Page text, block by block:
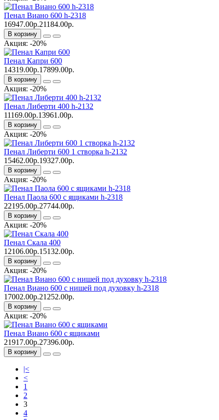
Пенал Виано 600 h-2318
16947.00р.21184.00р.
В корзину
Акция: -20%
Пенал Капри 600
14319.00р.17899.00р.
В корзину
Акция: -20%
Пенал Либерти 400 h-2132
11169.00р.13961.00р.
В корзину
Акция: -20%
Пенал Либерти 600 1 створка h-2132
15462.00р.19327.00р.
В корзину
Акция: -20%
Пенал Паола 600 с ящиками h-2318
22195.00р.27744.00р.
В корзину
Акция: -20%
Пенал Скала 400
12106.00р.15132.00р.
В корзину
Акция: -20%
Пенал Виано 600 с нишей под духовку h-2318
17002.00р.21252.00р.
В корзину
Акция: -20%
Пенал Виано 600 с ящиками
21917.00р.27396.00р.
В корзину
|<
<
1
2
3
4